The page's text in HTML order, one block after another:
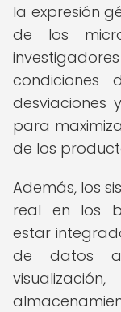
la expresión
de los
condiciones
desviaciones
para
de los
Además, los
real en los
estar
de datos